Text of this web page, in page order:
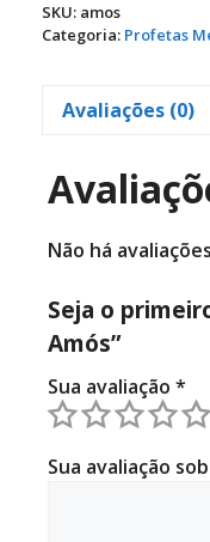
SKU: amos
Categoria: Profetas
Avaliações (0)
Não há
Seja o
Amós”
Sua avaliação *
Sua avaliação